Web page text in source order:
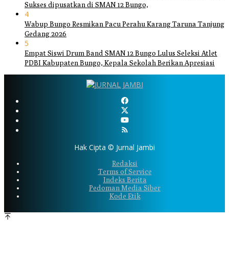
Sukses dipusatkan di SMAN 12 Bungo,
4
Wabup Bungo Resmikan Pacu Perahu Karang Taruna Tanjung
Gedang 2026
5
Empat Siswi Drum Band SMAN 12 Bungo Lulus Seleksi Atlet
PDBI Kabupaten Bungo, Kepala Sekolah Berikan Apresiasi
Hak Cipta © Jurnal Jambi
Redaksi
Terms of Service
Indeks Berita
Pedoman Media Siber
Kode Etik